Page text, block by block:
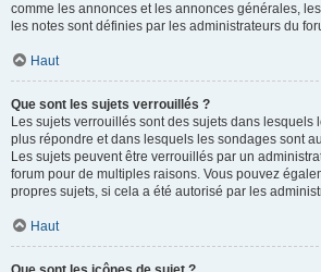
comme les annonces et les annonces générales,
les notes sont définies par les administrateurs du
Haut
Que sont les sujets verrouillés ?
Les sujets verrouillés sont des sujets dans lesquels
plus répondre et dans lesquels les sondages sont
Les sujets peuvent être verrouillés par un
forum pour de multiples raisons. Vous pouvez
propres sujets, si cela a été autorisé par les
Haut